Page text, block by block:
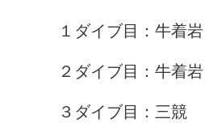
１ダイブ目：牛
２ダイブ目：牛着
３ダイブ目：三競